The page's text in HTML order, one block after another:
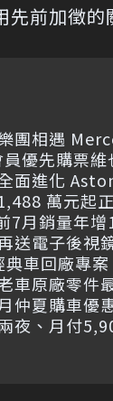
前加徵的
團相遇
員優先購票
面進化
萬元起
7月銷量年
送電子後視
典車回廠專
車原廠零件
仲夏購車
夜、月付